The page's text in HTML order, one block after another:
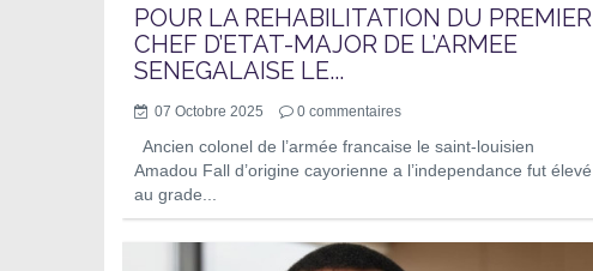
POUR LA REHABILITATION DU PREMIER
CHEF D’ETAT-MAJOR DE L’ARMEE
SENEGALAISE LE...
07 Octobre 2025 0 commentaires
Ancien colonel de l’armée francaise le saint-louisien
Amadou Fall d’origine cayorienne a l’independance fut élevé
au grade...